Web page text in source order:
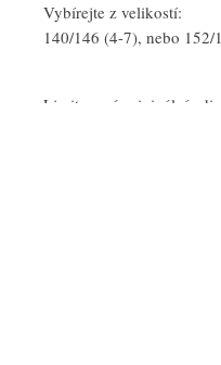
Vybírejte z velikostí:
140/146 (4-7), nebo 152/
Limitovaná originální edice